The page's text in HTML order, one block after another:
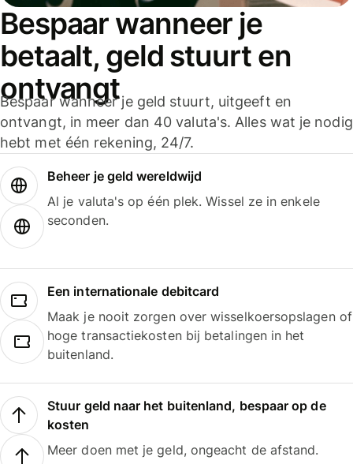
Bespaar wanneer je
betaalt, geld stuurt en
ontvangt
Bespaar wanneer je geld stuurt, uitgeeft en
ontvangt, in meer dan 40 valuta's. Alles wat je nodig
hebt met één rekening, 24/7.
Beheer je geld wereldwijd
Al je valuta's op één plek. Wissel ze in enkele
seconden.
Een internationale debitcard
Maak je nooit zorgen over wisselkoersopslagen of
hoge transactiekosten bij betalingen in het
buitenland.
Stuur geld naar het buitenland, bespaar op de
kosten
Meer doen met je geld, ongeacht de afstand.